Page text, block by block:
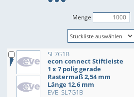
Menge
SL7G1B
econ connect Stiftleiste
1 x 7 polig gerade
Rastermaß 2,54 mm
Länge 12,6 mm
EVE: SL7G1B